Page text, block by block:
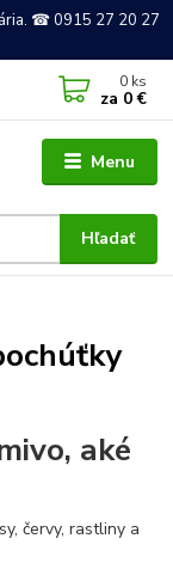
☎ 0915 27 20 27
Menu
Hľadať
0 ks
za 0 €
aké
červy, rastliny a